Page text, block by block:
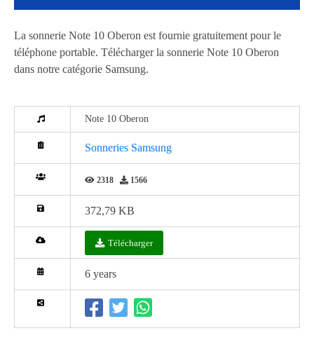
La sonnerie Note 10 Oberon est fournie gratuitement pour le
téléphone portable. Télécharger la sonnerie Note 10 Oberon
dans notre catégorie Samsung.
Note 10 Oberon
Sonneries Samsung
2318 1566
372,79 KB
Télécharger
6 years